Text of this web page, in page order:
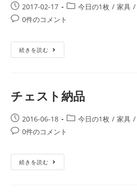
2017-02-17 今日の1枚 / 家具 /
0件のコメント
続きを読む
チェスト納品
2016-06-18 今日の1枚 / 家具 /
0件のコメント
続きを読む